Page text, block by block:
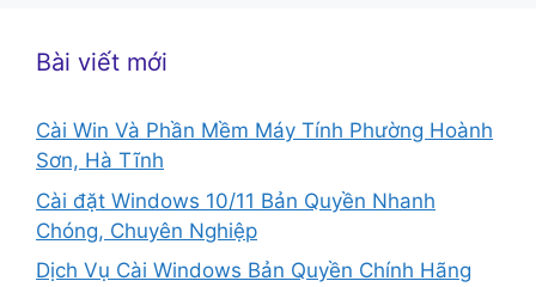
Bài viết mới
Cài Win Và Phần Mềm Máy Tính Phường Hoành
Sơn, Hà Tĩnh
Cài đặt Windows 10/11 Bản Quyền Nhanh
Chóng, Chuyên Nghiệp
Dịch Vụ Cài Windows Bản Quyền Chính Hãng